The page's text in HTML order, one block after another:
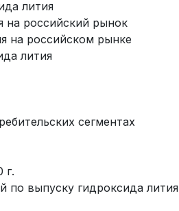
лития
на российский рынок
на российском рынке
лития
сегментах
г.
по выпуску гидроксида лития